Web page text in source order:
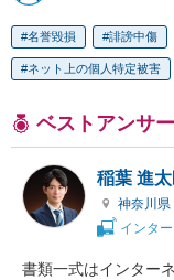
名誉毀損 誹謗中傷
ネット上の個人特定被害
ベストアンサ
稲葉 進
神奈川県
インタ
書類一式はインター